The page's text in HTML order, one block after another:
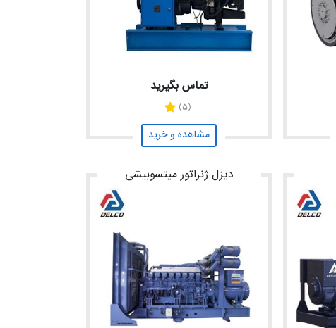
تماس بگیرید
(5)
مشاهده و خرید
دیزل ژنراتور میتسوبیشی